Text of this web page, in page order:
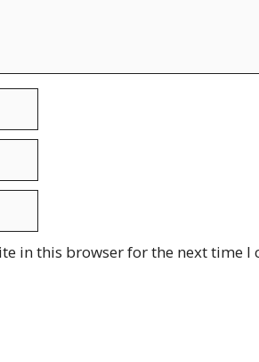
in this browser for the next time I